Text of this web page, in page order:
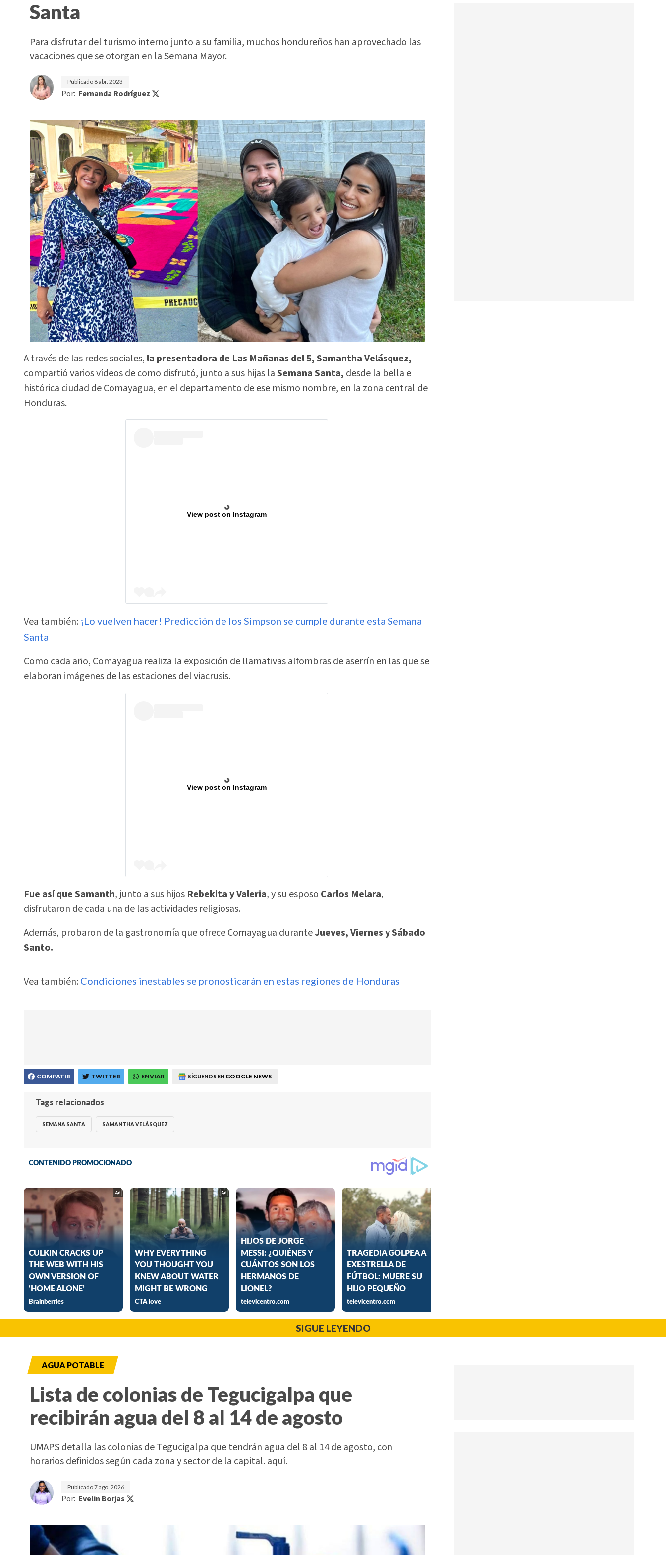
Santa
Para disfrutar del turismo interno junto a su familia, muchos hondureños han aprovechado las
vacaciones que se otorgan en la Semana Mayor.
Publicado 8 abr. 2023
Por: Fernanda Rodríguez
A través de las redes sociales, la presentadora de Las Mañanas del 5, Samantha Velásquez,
compartió varios vídeos de como disfrutó, junto a sus hijas laSemana Santa, desde la bella e
histórica ciudad de Comayagua, en el departamento de ese mismo nombre, en la zona central de
Honduras.
View post on Instagram
Vea también: ¡Lo vuelven hacer! Predicción de los Simpson se cumple durante esta Semana
Santa
Como cada año, Comayagua realiza la exposición de llamativas alfombras de aserrín en las que se
elaboran imágenes de las estaciones del viacrusis.
View post on Instagram
Fue así que Samanth, junto a sus hijos Rebekita y Valeria, y su esposo Carlos Melara,
disfrutaron de cada una de las actividades religiosas.
Además, probaron de la gastronomía que ofrece Comayagua duranteJueves, Viernes y Sábado
Santo.
Vea también: Condiciones inestables se pronosticarán en estas regiones de Honduras
COMPATIR TWITTER ENVIAR SÍGUENOS EN GOOGLE NEWS
Tags relacionados
SEMANA SANTA SAMANTHA VELÁSQUEZ
SIGUE LEYENDO
AGUA POTABLE
Lista de colonias de Tegucigalpa que
recibirán agua del 8 al 14 de agosto
UMAPS detalla las colonias de Tegucigalpa que tendrán agua del 8 al 14 de agosto, con
horarios definidos según cada zona y sector de la capital. aquí.
Publicado7 ago. 2026
Por: Evelin Borjas